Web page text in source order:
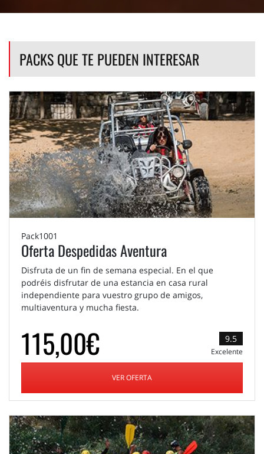
PACKS QUE TE PUEDEN INTERESAR
Pack1001
Oferta Despedidas Aventura
Disfruta de un fin de semana especial. En el que
podréis disfrutar de una estancia en casa rural
independiente para vuestro grupo de amigos,
multiaventura y mucha fiesta.
115,00€ 9.5
Excelente
VER OFERTA